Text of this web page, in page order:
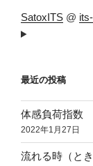
SatoxITS @
最近の投稿
体感負荷指数
2022年1月27日
流れる時（と